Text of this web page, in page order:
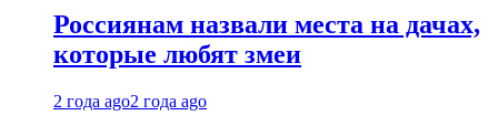
Россиянам назвали места на дачах,
которые любят змеи
2 года ago2 года ago